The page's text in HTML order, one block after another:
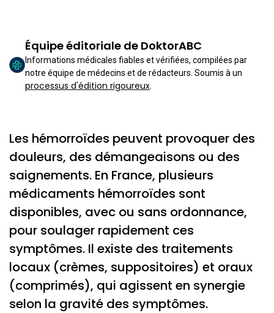
Équipe éditoriale de DoktorABC
Informations médicales fiables et vérifiées, compilées par
notre équipe de médecins et de rédacteurs. Soumis à un
processus d'édition rigoureux.
Les hémorroïdes peuvent provoquer des
douleurs, des démangeaisons ou des
saignements. En France, plusieurs
médicaments hémorroïdes sont
disponibles, avec ou sans ordonnance,
pour soulager rapidement ces
symptômes. Il existe des traitements
locaux (crèmes, suppositoires) et oraux
(comprimés), qui agissent en synergie
selon la gravité des symptômes.